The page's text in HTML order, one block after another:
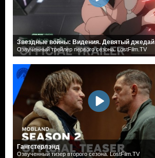
Звездные войны: Видения. Девятый джедай
Озвученный трейлер первого сезона. LostFilm.TV
Гангстерлэнд
Озвученный тизер второго сезона. LostFilm.TV